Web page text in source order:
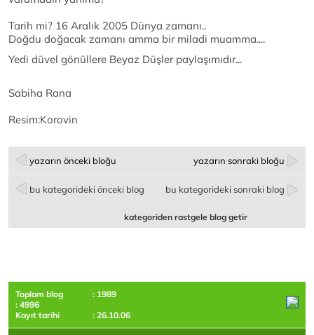
Tarih mi? 16 Aralık 2005 Dünya zamanı..
Doğdu doğacak zamanı amma bir miladi muamma....
Yedi düvel gönüllere Beyaz Düşler paylaşımıdır...
Sabiha Rana
Resim:Korovin
yazarın önceki bloğu yazarın sonraki bloğu
bu kategorideki önceki blog bu kategorideki sonraki blog
kategoriden rastgele blog getir
Toplam blog
: 1989
: 4996
Kayıt tarihi
: 26.10.06